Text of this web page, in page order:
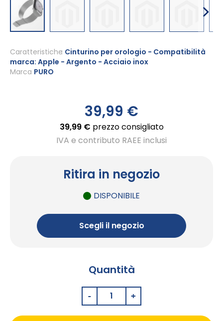
all'inizio
della
galleria
39,99 €
39,99 € prezzo consigliato
IVA e contributo RAEE inclusi
Ritira in negozio
DISPONIBILE
Scegli il negozio
Quantità
Marca PURO
Caratteristiche Cinturino per orologio - Compatibilità
marca: Apple - Argento - Acciaio inox